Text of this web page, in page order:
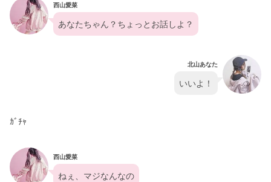
西山愛菜
あなたちゃん？ちょっとお話しよ？
北山あなた
いいよ！
ｶﾞﾁｬ
西山愛菜
ねぇ、マジなんなの